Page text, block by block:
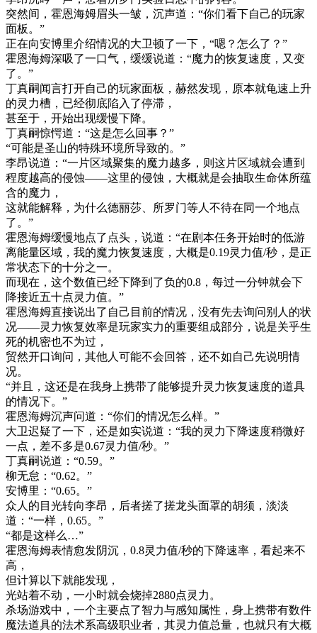
突然间，霍恩海姆眉头一皱，沉声道：“你们看下自己的玩家
面板。”
正在向安博里介绍情况的大卫顿了一下，“嗯？怎么了？”
霍恩海姆深吸了一口气，缓缓说道：“魔力的恢复速度，又变
了。”
丁真嗣闻言打开自己的玩家面板，赫然发现，原本就龟速上升
的灵力槽，已经彻底陷入了停滞，
甚至于，开始出现缓慢下降。
丁真嗣惊愕道：“这是怎么回事？”
“可能是圣山的特殊环境所导致的。”
李昂说道：“一片区域聚集的魔力越多，则这片区域就会遭到
程度越高的侵蚀——这里的侵蚀，大概就是会抽取生命体所蕴
含的魔力，
这就能解释，为什么德丽莎、所罗门等人不待在同一个地点
了。”
霍恩海姆缓慢地点了点头，说道：“在剧本任务开始时的低游
离能量区域，我的魔力恢复速度，大概是0.19灵力值/秒，是正
常状态下的十分之一。
而现在，这个数值已经下降到了负的0.8，每过一分钟就会下
降接近五十点灵力值。”
霍恩海姆直接说出了自己目前的情况，没有先去询问别人的状
况——灵力恢复效率是玩家实力的重要组成部分，说是关乎生
死的机密也不为过，
贸然开口询问，其他人可能不会回答，还不如自己先说明情
况。
“并且，这还是在我身上携带了能够提升灵力恢复速度的道具
的情况下。”
霍恩海姆沉声问道：“你们的情况怎么样。”
大卫迟疑了一下，还是如实说道：“我的灵力下降速度稍微好
一点，差不多是0.67灵力值/秒。”
丁真嗣说道：“0.59。”
柳无怠：“0.62。”
安博里：“0.65。”
众人的目光转向李昂，后者搓了搓龙头面罩的胡须，淡淡
道：“一样，0.65。”
“都是这样么…”
霍恩海姆表情愈发阴沉，0.8灵力值/秒的下降速率，看起来不
高，
但计算以下就能发现，
光站着不动，一小时就会烧掉2880点灵力。
杀场游戏中，一个主要点了智力与感知属性，身上携带有数件
魔法道具的法术系高级职业者，其灵力值总量，也就只有大概